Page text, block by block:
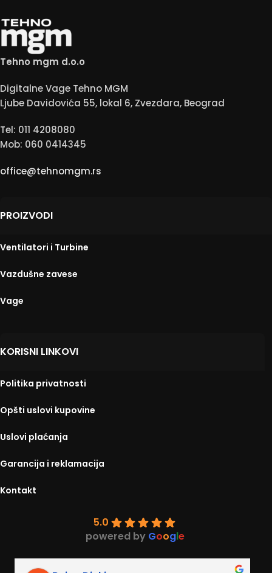
Tehno mgm d.o.o
Digitalne Vage Tehno MGM
Ljube Davidovića 55, lokal 6, Zvezdara, Beograd
Tel: 011 4208080
Mob: 060 0414345
office@tehnomgm.rs
PROIZVODI
Ventilatori i Turbine
Vazdušne zavese
Vage
KORISNI LINKOVI
Politika privatnosti
Opšti uslovi kupovine
Uslovi plaćanja
Garancija i reklamacija
Kontakt
5.0
powered by Google